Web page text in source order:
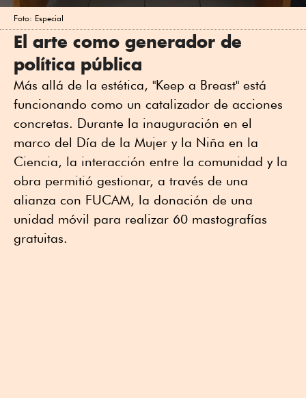
Foto: Especial
El arte como generador de
política pública
Más allá de la estética, "Keep a Breast" está
funcionando como un catalizador de acciones
concretas. Durante la inauguración en el
marco del Día de la Mujer y la Niña en la
Ciencia, la interacción entre la comunidad y la
obra permitió gestionar, a través de una
alianza con FUCAM, la donación de una
unidad móvil para realizar 60 mastografías
gratuitas.